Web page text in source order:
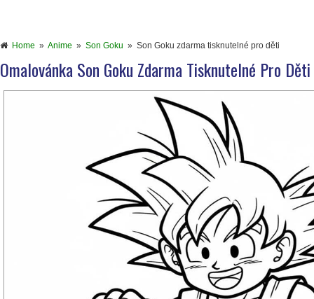
Home » Anime » Son Goku » Son Goku zdarma tisknutelné pro děti
Omalovánka Son Goku Zdarma Tisknutelné Pro Děti